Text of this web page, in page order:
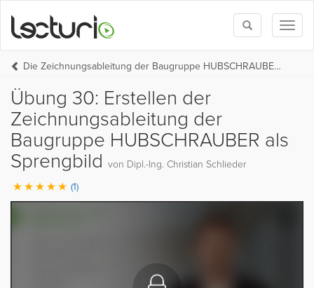
Toggle
search
Die Zeichnungsableitung der Baugruppe HUBSCHRAUBER in Fusion 360
Übung 30: Erstellen der
Zeichnungsableitung der
Baugruppe HUBSCHRAUBER als
Sprengbild von Dipl.-Ing. Christian Schlieder
(1)